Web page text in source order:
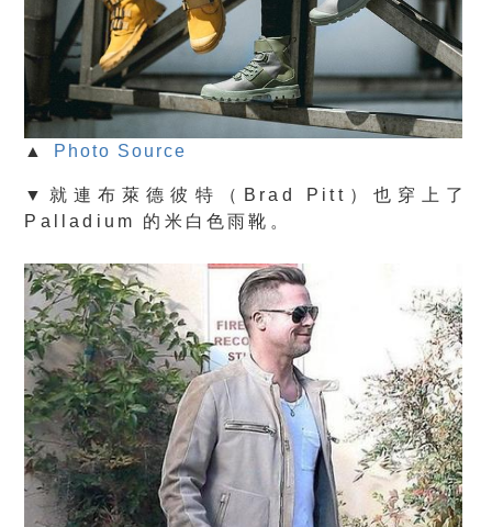
▲ Photo Source
▼就連布萊德彼特（Brad Pitt）也穿上了
Palladium 的米白色雨靴。